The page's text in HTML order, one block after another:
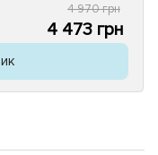
4 970 грн
4 473 грн